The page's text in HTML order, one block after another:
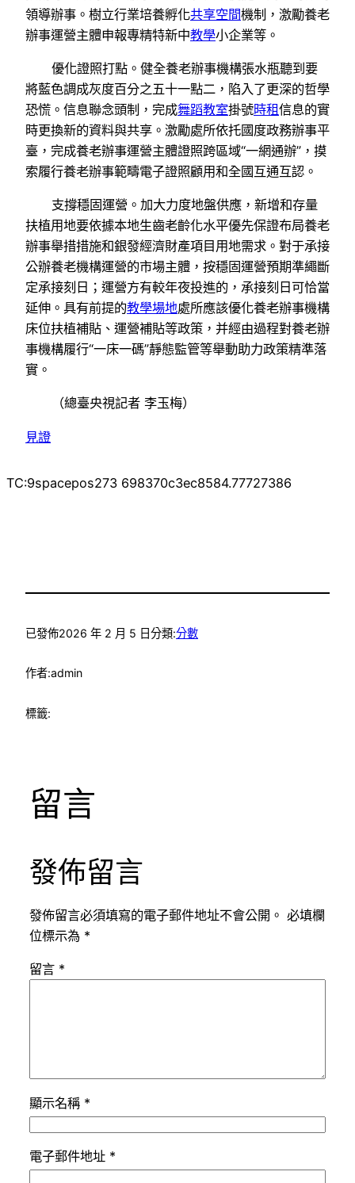
領導辦事。樹立行業培養孵化共享空間機制，激勵養老
辦事運營主體申報專精特新中教學小企業等。
優化證照打點。健全養老辦事機構張水瓶聽到要
將藍色調成灰度百分之五十一點二，陷入了更深的哲學
恐慌。信息聯念頭制，完成舞蹈教室掛號時租信息的實
時更換新的資料與共享。激勵處所依托國度政務辦事平
臺，完成養老辦事運營主體證照跨區域“一網通辦”，摸
索履行養老辦事範疇電子證照顧用和全國互通互認。
支撐穩固運營。加大力度地盤供應，新增和存量
扶植用地要依據本地生齒老齡化水平優先保證布局養老
辦事舉措措施和銀發經濟財產項目用地需求。對于承接
公辦養老機構運營的市場主體，按穩固運營預期準繩斷
定承接刻日；運營方有較年夜投進的，承接刻日可恰當
延伸。具有前提的教學場地處所應該優化養老辦事機構
床位扶植補貼、運營補貼等政策，并經由過程對養老辦
事機構履行“一床一碼”靜態監管等舉動助力政策精準落
實。
（總臺央視記者 李玉梅）
見證
TC:9spacepos273 698370c3ec8584.77727386
已發佈2026 年 2 月 5 日分類:分數
作者:admin
標籤:
留言
發佈留言
發佈留言必須填寫的電子郵件地址不會公開。 必填欄
位標示為 *
留言 *
顯示名稱 *
電子郵件地址 *